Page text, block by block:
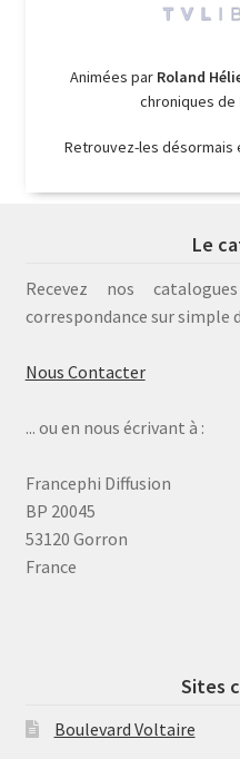
Animées par Roland
chroniques de
Retrouvez-les désormais
Le
Recevez nos
correspondance sur simple
Nous Contacter
... ou en nous écrivant à :
Francephi Diffusion
BP 20045
53120 Gorron
France
Sites
Boulevard Voltaire